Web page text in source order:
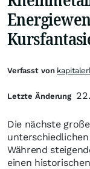
Die nächste
Während
einen
Verfasst von
Letzte Änderung